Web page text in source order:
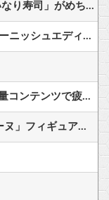
【画像】 ディズニーランドで買える「いなり寿司」がめちゃめちゃ美味しそう
フロム「ナイトレインチーム解散してターニッシュエディション完成させました」←これｗｗｗｗ
【悲報】浜口氏「『FF7 リバース』の大量コンテンツで疲れ、離れたプレイヤーいた」
【FGO】ファット「ランサー/メリュジーヌ」フィギュア【明日発売】他